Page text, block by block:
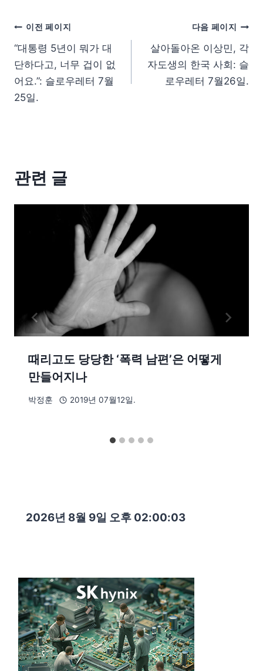
이전 페이지
“대통령 5년이 뭐가 대
단하다고, 너무 겁이 없
어요.”: 슬로우레터 7월
25일.
다음 페이지
살아돌아온 이상민, 각
자도생의 한국 사회: 슬
로우레터 7월26일.
관련 글
때리고도 당당한 ‘폭력 남편’은 어떻게
만들어지나
박정훈 2019년 07월12일.
2026년 8월 9일 오후 02:00:05